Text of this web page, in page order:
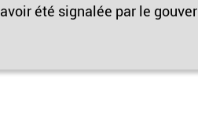
avoir été signalée par le